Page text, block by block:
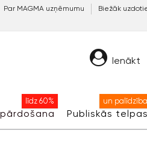
Par MAGMA uzņēmumu Biežāk
Ienākt
līdz 60%
Publiskās telpas
un palīdzība